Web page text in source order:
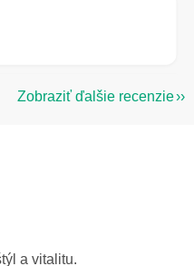
je 5 z 5 hviezdičiek.
Zobraziť ďalšie recenzie
a vitalitu.